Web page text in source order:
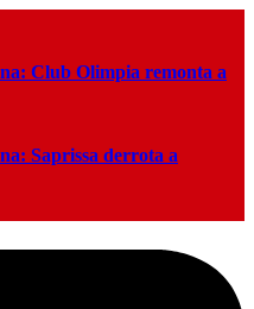
Club Olimpia remonta a
Saprissa derrota a